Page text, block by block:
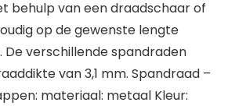
behulp van een draadschaar of
op de gewenste lengte
De verschillende spandraden
van 3,1 mm. Spandraad –
materiaal: metaal Kleur: